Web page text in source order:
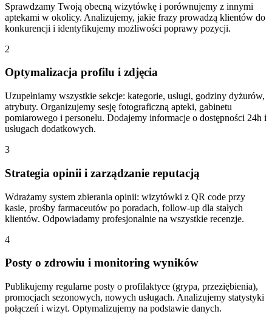
Sprawdzamy Twoją obecną wizytówkę i porównujemy z innymi
aptekami w okolicy. Analizujemy, jakie frazy prowadzą klientów do
konkurencji i identyfikujemy możliwości poprawy pozycji.
2
Optymalizacja profilu i zdjęcia
Uzupełniamy wszystkie sekcje: kategorie, usługi, godziny dyżurów,
atrybuty. Organizujemy sesję fotograficzną apteki, gabinetu
pomiarowego i personelu. Dodajemy informacje o dostępności 24h i
usługach dodatkowych.
3
Strategia opinii i zarządzanie reputacją
Wdrażamy system zbierania opinii: wizytówki z QR code przy
kasie, prośby farmaceutów po poradach, follow-up dla stałych
klientów. Odpowiadamy profesjonalnie na wszystkie recenzje.
4
Posty o zdrowiu i monitoring wyników
Publikujemy regularne posty o profilaktyce (grypa, przeziębienia),
promocjach sezonowych, nowych usługach. Analizujemy statystyki
połączeń i wizyt. Optymalizujemy na podstawie danych.